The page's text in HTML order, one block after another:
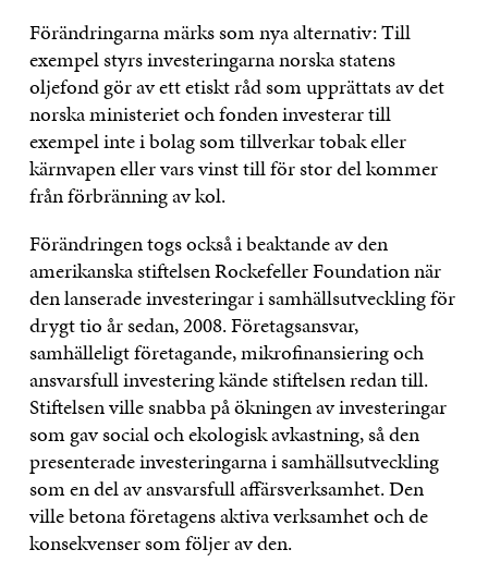
Förändringarna märks som nya alternativ: Till
exempel styrs investeringarna norska statens
oljefond gör av ett etiskt råd som upprättats av det
norska ministeriet och fonden investerar till
exempel inte i bolag som tillverkar tobak eller
kärnvapen eller vars vinst till för stor del kommer
från förbränning av kol.
Förändringen togs också i beaktande av den
amerikanska stiftelsen Rockefeller Foundation när
den lanserade investeringar i samhällsutveckling för
drygt tio år sedan, 2008. Företagsansvar,
samhälleligt företagande, mikrofinansiering och
ansvarsfull investering kände stiftelsen redan till.
Stiftelsen ville snabba på ökningen av investeringar
som gav social och ekologisk avkastning, så den
presenterade investeringarna i samhällsutveckling
som en del av ansvarsfull affärsverksamhet. Den
ville betona företagens aktiva verksamhet och de
konsekvenser som följer av den.